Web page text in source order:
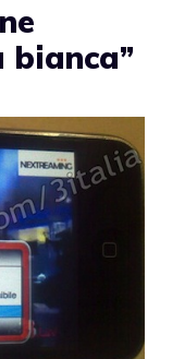
bianca”